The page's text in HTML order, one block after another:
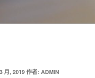
月, 2019 作者: ADMIN